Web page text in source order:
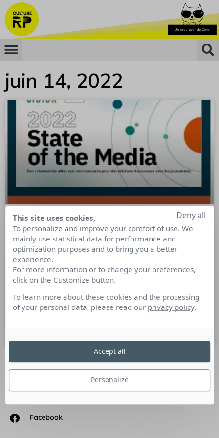
juin 14, 2022
État des médias dans le monde : 3
points à retenir.
Les priorités des journalistes ont-elles changées ? 2 années
de pandémie ont-elles fait émerger de nouvelles sources
communicants ? Éléments de réponse dans l’étude que
Cision vient de sortir …
Facebook
This site uses cookies,
To personalize and improve your comfort of use. We
mainly use statistical data for performance and
optimization purposes and to bring you a better
experience.
For more information or to change your preferences,
click on the Customize button.
To learn more about these cookies and the processing
of your personal data, please read our privacy policy.
Personalize
Deny all
Accept all